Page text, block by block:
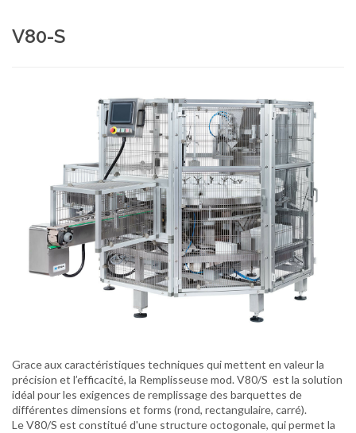
V80-S
Grace aux caractéristiques techniques qui mettent en valeur la
précision et l’efficacité, la Remplisseuse mod. V80/S est la solution
idéal pour les exigences de remplissage des barquettes de
différentes dimensions et forms (rond, rectangulaire, carré).
Le V80/S est constitué d'une structure octogonale, qui permet la